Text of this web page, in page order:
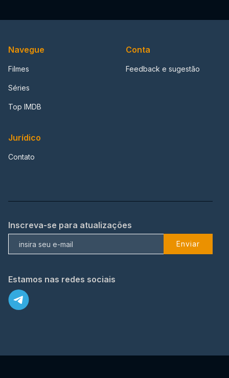
Navegue
Filmes
Séries
Top IMDB
Conta
Feedback e sugestão
Jurídico
Contato
Inscreva-se para atualizações
Enviar
Estamos nas redes sociais